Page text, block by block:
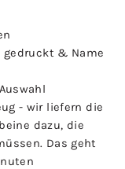
gedruckt & Name
- wir liefern die
dazu, die
Das geht